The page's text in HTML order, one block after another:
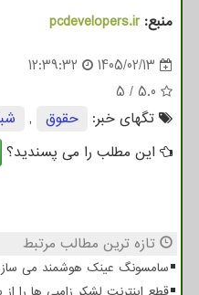
منبع:pcdevelopers.ir
1405/02/13
12:39:32
5.0
/
5
تگهای خبر:
حقوق ,
این مطلب را می پسندید؟
تازه ترین مطالب مرتبط
سامسونگ عینک هوشمند می